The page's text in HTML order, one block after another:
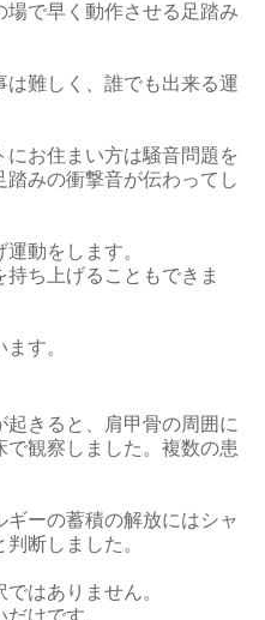
で早く動作させる足踏み
は難しく、誰でも出来る運
お住まい方は騒音問題を
みの衝撃音が伝わってし
動をします。
ち上げることもできま
ます。
起きると、肩甲骨の周囲に
観察しました。複数の患
ーの蓄積の解放にはシャ
断しました。
ではありません。